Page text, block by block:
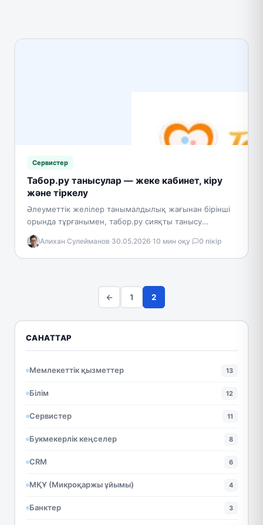
Сервистер
Табор.ру танысулар — жеке кабинет, кіру
және тіркелу
Әлеуметтік желілер танымалдылық жағынан бірінші
орында тұрғанымен, табор.ру сияқты танысу
сайттары тікелей танысудан қорқатын, бірақ жан
жарын табуды қалайтындар арасында әрқашан
сұранысқа…
Алихан Сулейманов·30.05.2026·10 мин оқу· 0 пікір
← 1 2
САНАТТАР
Мемлекеттік қызметтер 13
Білім 12
Сервистер 11
Букмекерлік кеңселер 8
CRM 6
МҚҰ (Микроқаржы ұйымы) 4
Банктер 3